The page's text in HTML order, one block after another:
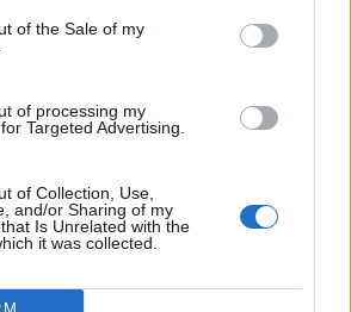
of the Sale of my
of processing my
Targeted Advertising.
of Collection, Use,
and/or Sharing of my
Is Unrelated with the
it was collected.
ιδιαίτερη βαρύτητα στη
εκδηλώσεων ώστε να
κοινότητα αλλά
θέματα προστασίας της
στην εκπομπή
τηλεόραση Μεσόγειος
19:00